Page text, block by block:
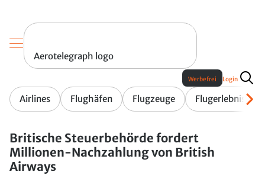
Aerotelegraph logo
Airlines Flughäfen Flugzeuge Flugerlebnis
Werbefrei Login
Britische Steuerbehörde fordert
Millionen-Nachzahlung von British
Airways